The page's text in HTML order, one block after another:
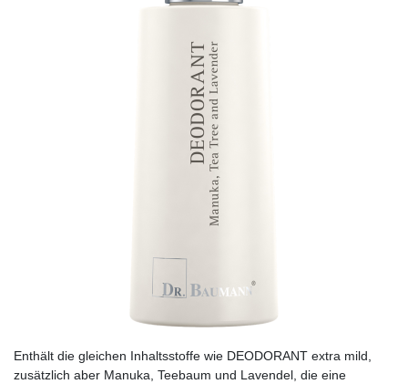
Enthält die gleichen Inhaltsstoffe wie DEODORANT extra mild,
zusätzlich aber Manuka, Teebaum und Lavendel, die eine